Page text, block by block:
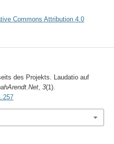
Commons Attribution 4.0
des Projekts. Laudatio auf
, 3(1).